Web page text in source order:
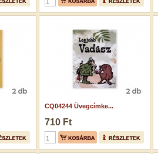
CQ04244 Üvegcímke...
710 Ft